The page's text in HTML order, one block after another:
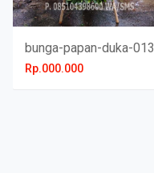
bunga-papan-duka-013
Rp.000.000